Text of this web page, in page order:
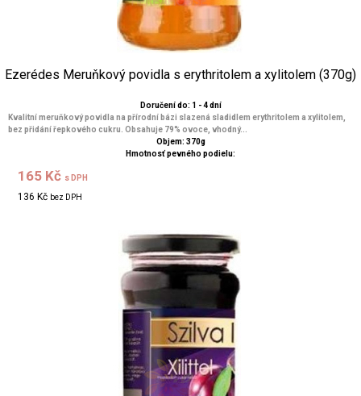
Ezerédes Meruňkový povidla s erythritolem a xylitolem (370g)
Doručení do: 1 - 4 dní
Kvalitní meruňkový povidla na přírodní bázi slazená sladidlem erythritolem a xylitolem,
bez přidání řepkového cukru. Obsahuje 79% ovoce, vhodný...
Objem: 370g
Hmotnosť pevného podielu:
165 Kč s DPH
136 Kč bez DPH